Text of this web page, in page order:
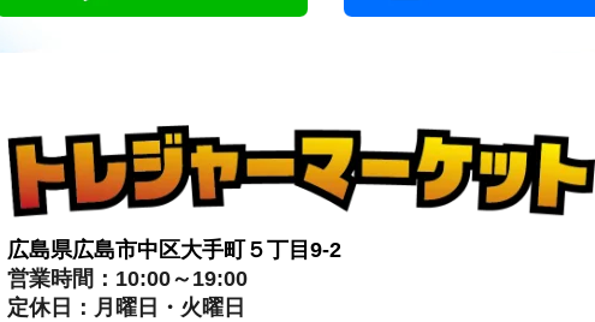
広島県広島市中区大手町５丁目9-2
営業時間：10:00～19:00
定休日：月曜日・火曜日